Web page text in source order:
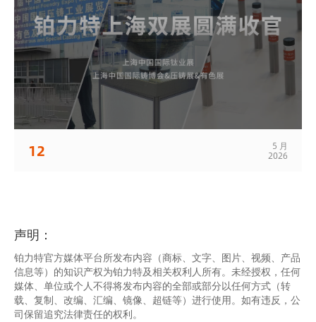
12 5 月
2026
声明：
铂力特官方媒体平台所发布内容（商标、文字、图片、视频、产品
信息等）的知识产权为铂力特及相关权利人所有。未经授权，任何
媒体、单位或个人不得将发布内容的全部或部分以任何方式（转
载、复制、改编、汇编、镜像、超链等）进行使用。如有违反，公
司保留追究法律责任的权利。